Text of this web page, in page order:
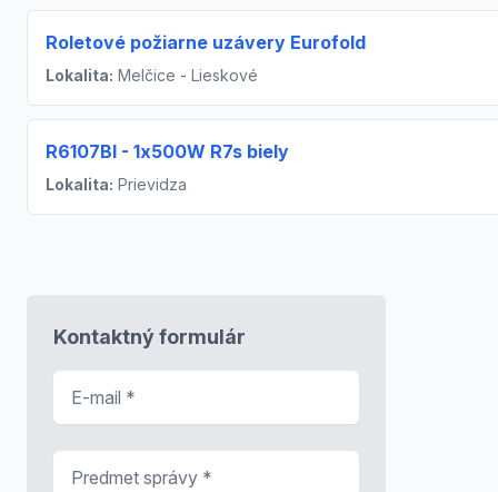
Roletové požiarne uzávery Eurofold
Lokalita: Melčice - Lieskové
R6107BI - 1x500W R7s biely
Lokalita: Prievidza
Kontaktný formulár